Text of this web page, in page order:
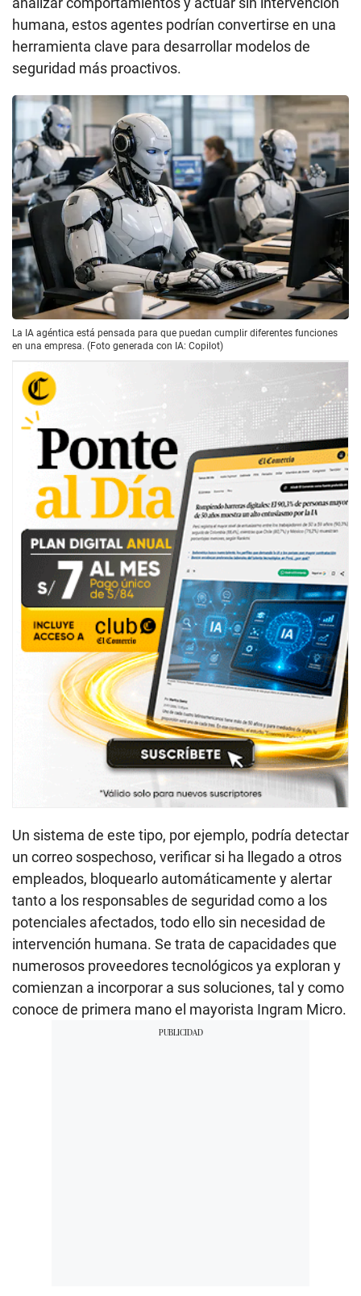
humana, estos agentes podrían convertirse en una
herramienta clave para desarrollar modelos de
seguridad más proactivos.
La IA agéntica está pensada para que puedan cumplir diferentes funciones
en una empresa. (Foto generada con IA: Copilot)
Un sistema de este tipo, por ejemplo, podría detectar
un correo sospechoso, verificar si ha llegado a otros
empleados, bloquearlo automáticamente y alertar
tanto a los responsables de seguridad como a los
potenciales afectados, todo ello sin necesidad de
intervención humana. Se trata de capacidades que
numerosos proveedores tecnológicos ya exploran y
comienzan a incorporar a sus soluciones, tal y como
conoce de primera mano el mayorista Ingram Micro.